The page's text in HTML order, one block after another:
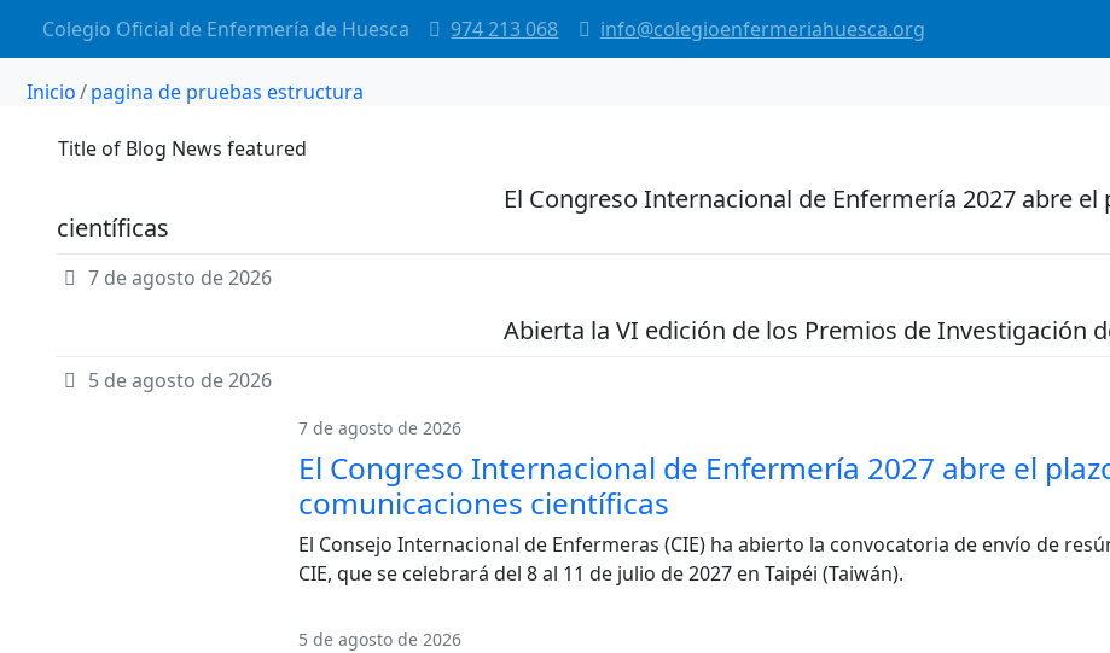
Colegio Oficial de Enfermería de Huesca 974 213 068 info@colegioenfermeriahuesca.org
Inicio pagina de pruebas estructura
Title of Blog News featured
El Congreso Internacional de Enfermería 2027 abre
científicas
7 de agosto de 2026
Abierta la VI edición de los Premios de Investigación
5 de agosto de 2026
7 de agosto de 2026
El Congreso Internacional de Enfermería 2027 abre el
comunicaciones científicas
El Consejo Internacional de Enfermeras (CIE) ha abierto la convocatoria de envío de
CIE, que se celebrará del 8 al 11 de julio de 2027 en Taipéi (Taiwán).
5 de agosto de 2026